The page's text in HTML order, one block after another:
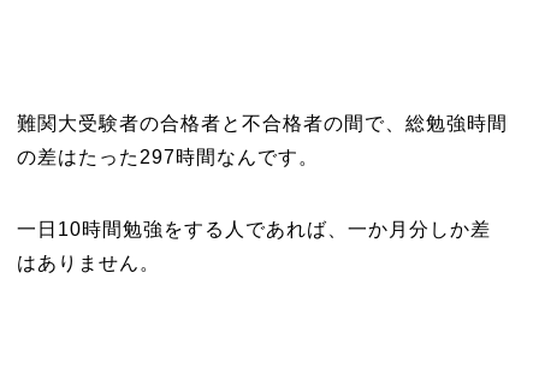
難関大受験者の合格者と不合格者の間で、総勉強時間
の差はたった297時間なんです。
一日10時間勉強をする人であれば、一か月分しか差
はありません。